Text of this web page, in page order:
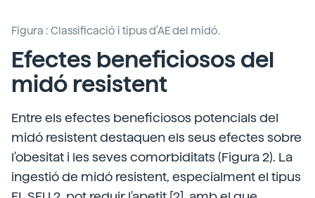
Figura : Classificació i tipus d'AE del midó.
Efectes beneficiosos del
midó resistent
Entre els efectes beneficiosos potencials del
midó resistent destaquen els seus efectes sobre
l'obesitat i les seves comorbiditats (Figura 2). La
ingestió de midó resistent, especialment el tipus